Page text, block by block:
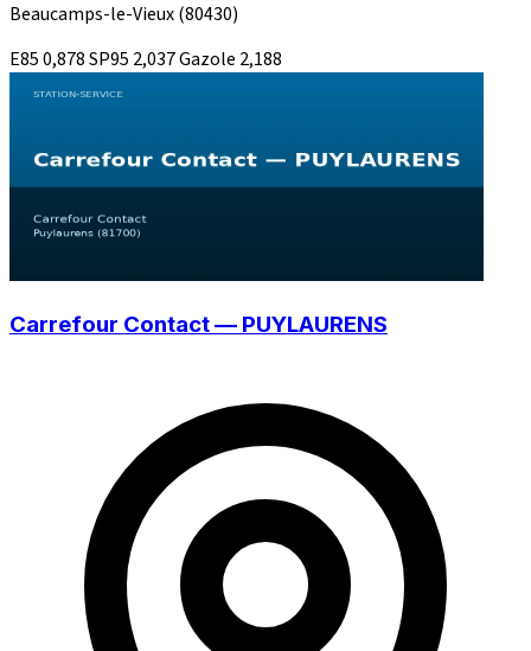
Beaucamps-le-Vieux(80430)
E850,878SP95 2,037Gazole 2,188
Carrefour Contact — PUYLAURENS